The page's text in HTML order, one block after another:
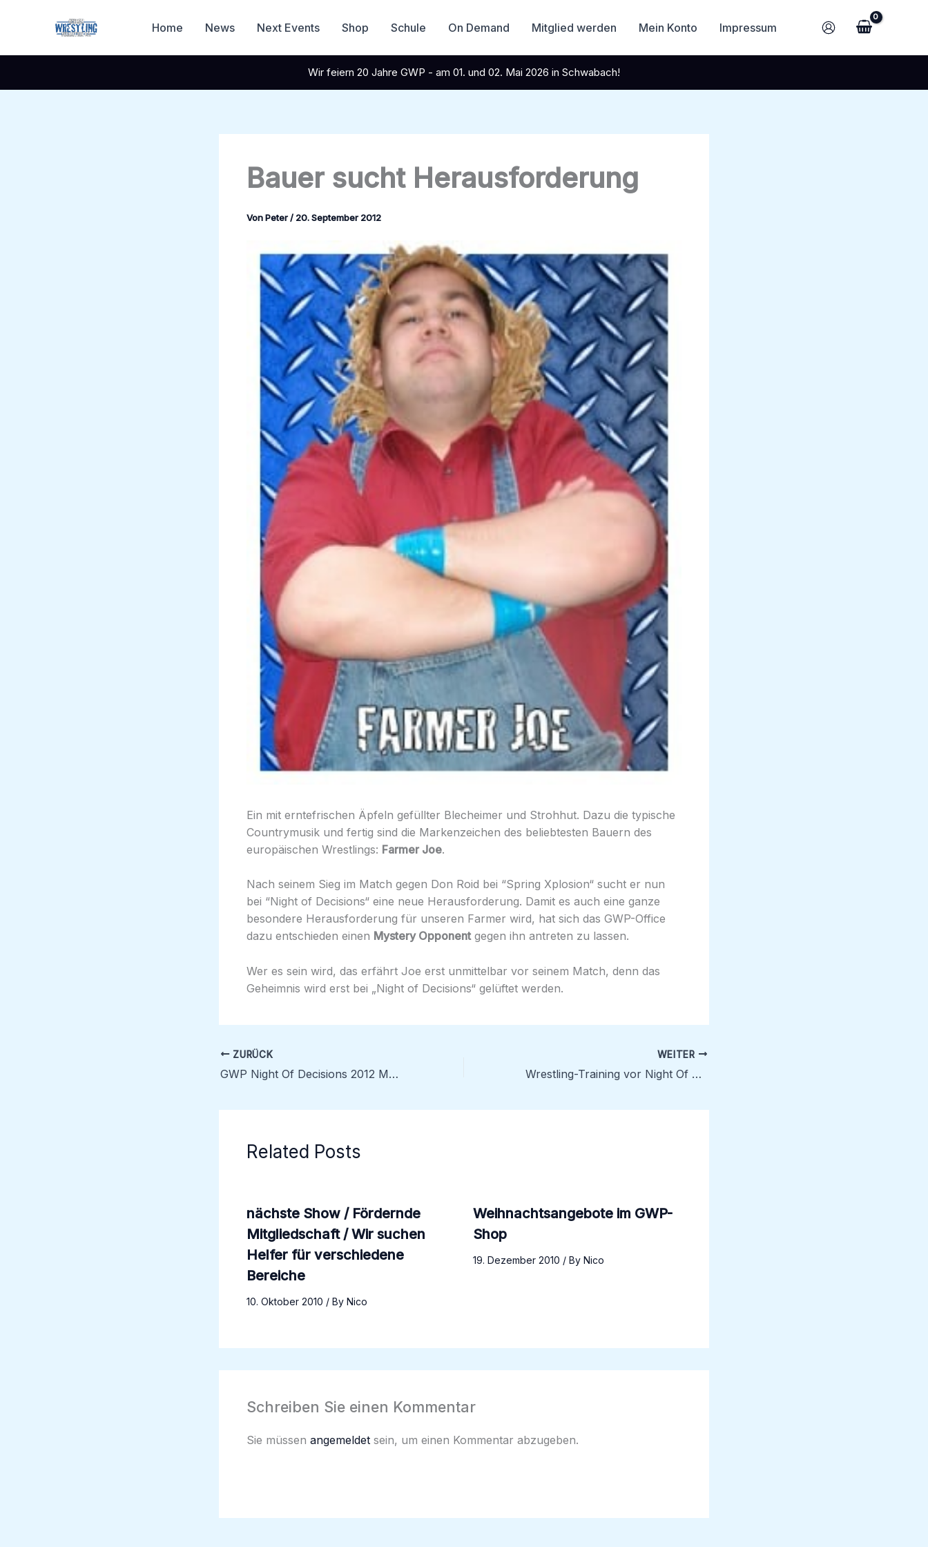
Home News Next Events Shop Schule On Demand Mitglied werden Mein Konto Impressum
Wir feiern 20 Jahre GWP - am 01. und 02. Mai 2026 in Schwabach!
Bauer sucht Herausforderung
VonPeter/ 20. September 2012
Ein mit erntefrischen Äpfeln gefüllter Blecheimer und Strohhut. Dazu die typische
Countrymusik und fertig sind die Markenzeichen des beliebtesten Bauern des
europäischen Wrestlings: Farmer Joe.
Nach seinem Sieg im Match gegen Don Roid bei “Spring Xplosion“ sucht er nun
bei “Night of Decisions“ eine neue Herausforderung. Damit es auch eine ganze
besondere Herausforderung für unseren Farmer wird, hat sich das GWP-Office
dazu entschieden einen Mystery Opponentgegen ihn antreten zu lassen.
Wer es sein wird, das erfährt Joe erst unmittelbar vor seinem Match, denn das
Geheimnis wird erst bei „Night of Decisions“ gelüftet werden.
ZURÜCK
GWP Night Of Decisions 2012 Musikvideo
WEITER
Wrestling-Training vor Night Of Decisions
Related Posts
nächste Show / Fördernde
Mitgliedschaft / Wir suchen
Helfer für verschiedene
Bereiche
10. Oktober 2010 / By Nico
Weihnachtsangebote im GWP-
Shop
19. Dezember 2010 / By Nico
Schreiben Sie einen Kommentar
Sie müssen angemeldet sein, um einen Kommentar abzugeben.